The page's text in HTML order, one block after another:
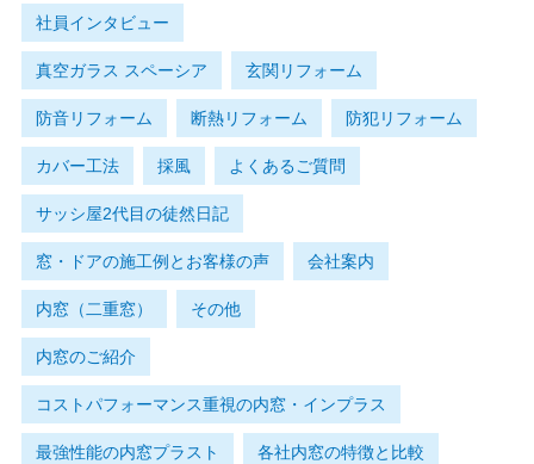
社員インタビュー
真空ガラス スペーシア 玄関リフォーム
防音リフォーム 断熱リフォーム 防犯リフォーム
カバー工法 採風 よくあるご質問
サッシ屋2代目の徒然日記
窓・ドアの施工例とお客様の声
内窓（二重窓） その他
会社案内
内窓のご紹介
コストパフォーマンス重視の内窓・インプラス
最強性能の内窓プラスト 各社内窓の特徴と比較